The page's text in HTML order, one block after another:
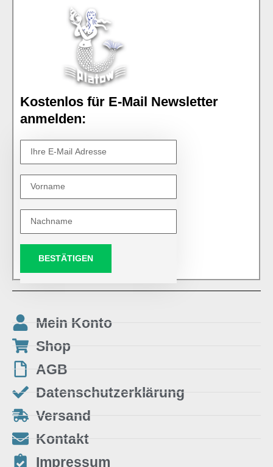
Kostenlos für E-Mail Newsletter
anmelden:
BESTÄTIGEN
Mein Konto
Shop
AGB
Datenschutzerklärung
Versand
Kontakt
Impressum